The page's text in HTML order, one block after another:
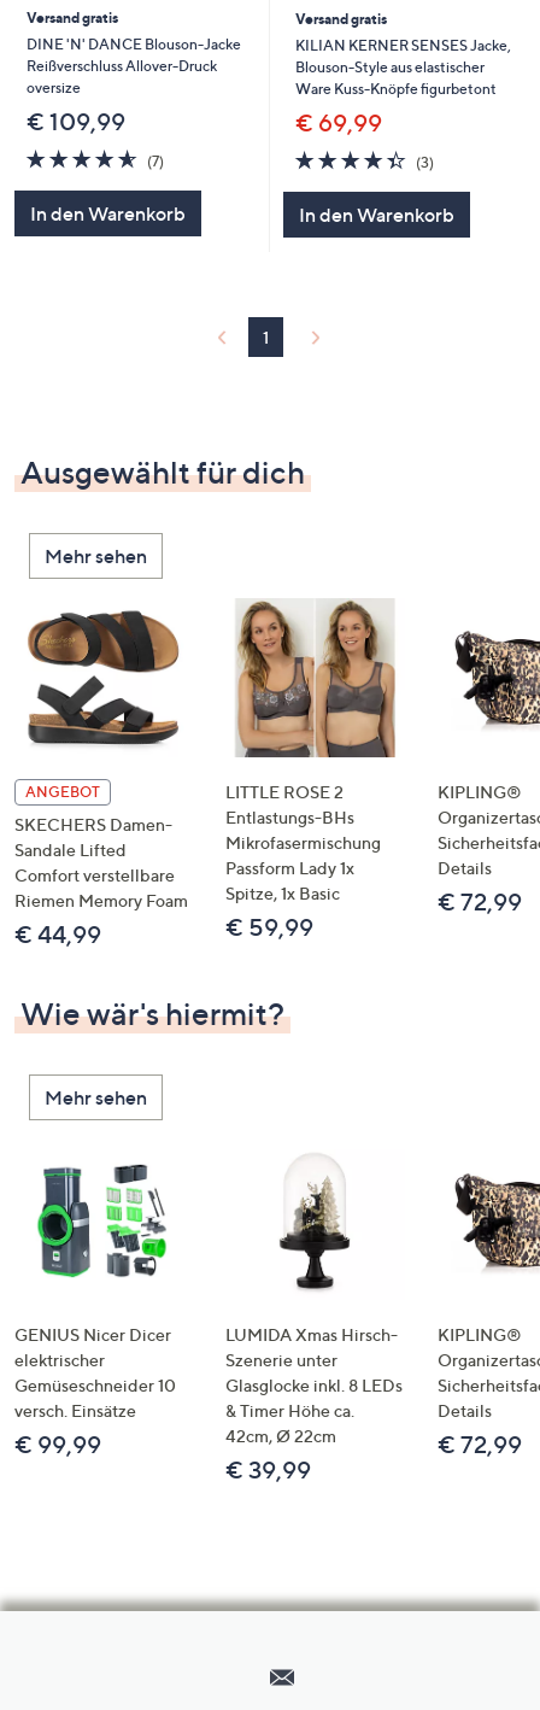
Versand gratis
DINE 'N' DANCE Blouson-Jacke
Reißverschluss Allover-Druck
oversize
€ 109,99
4.6
von
(7)7
In den Warenkorb
Versand gratis
KILIAN KERNER SENSES Jacke,
Blouson-Style aus elastischer
Ware Kuss-Knöpfe figurbetont
€ 69,99
4.3
von
(3)3
In den Warenkorb
1
Ausgewählt für dich
Mehr sehen
ANGEBOT
SKECHERS Damen-
Sandale Lifted
Comfort verstellbare
Riemen Memory Foam
€ 44,99
LITTLE ROSE 2
Entlastungs-BHs
Mikrofasermischung
Passform Lady 1x
Spitze, 1x Basic
€ 59,99
KIPLING®
Details
€ 72,99
Wie wär's hiermit?
Mehr sehen
GENIUS Nicer Dicer
elektrischer
Gemüseschneider 10
versch. Einsätze
€ 99,99
LUMIDA Xmas Hirsch-
Szenerie unter
Glasglocke inkl. 8 LEDs
& Timer Höhe ca.
42cm, Ø 22cm
€ 39,99
KIPLING®
Details
€ 72,99